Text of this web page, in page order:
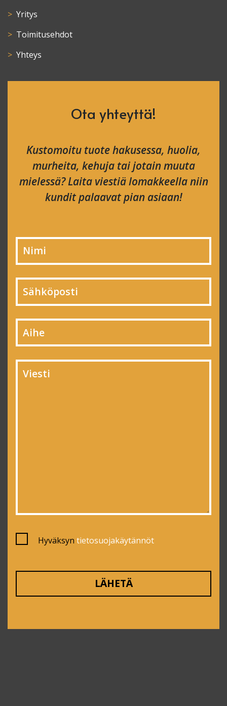
Yritys
Toimitusehdot
Yhteys
Ota yhteyttä!
Kustomoitu tuote hakusessa, huolia,
murheita, kehuja tai jotain muuta
mielessä? Laita viestiä lomakkeella niin
kundit palaavat pian asiaan!
Hyväksyn tietosuojakäytännöt